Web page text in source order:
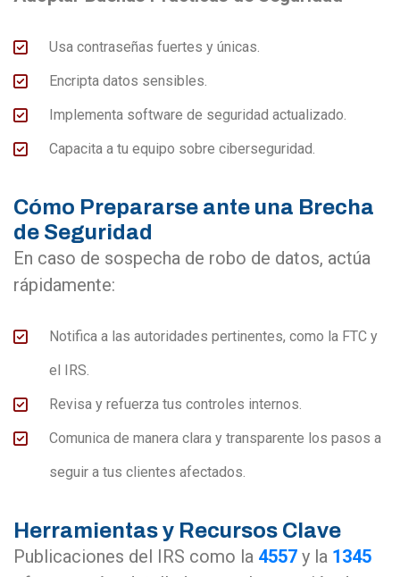
Usa contraseñas fuertes y únicas.
Encripta datos sensibles.
Implementa software de seguridad actualizado.
Capacita a tu equipo sobre ciberseguridad​​.
Cómo Prepararse ante una Brecha
de Seguridad
En caso de sospecha de robo de datos, actúa
rápidamente:
Notifica a las autoridades pertinentes, como la FTC y
el IRS.
Revisa y refuerza tus controles internos.
Comunica de manera clara y transparente los pasos a
seguir a tus clientes afectados​​.
Herramientas y Recursos Clave
Publicaciones del IRS como la 4557 y la 1345